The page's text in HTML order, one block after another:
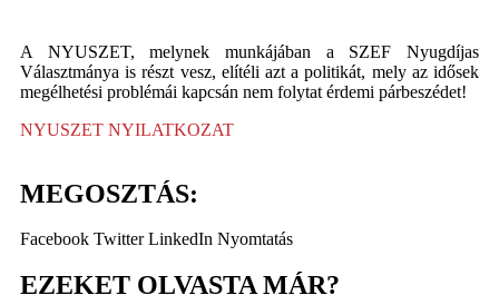
A NYUSZET, melynek munkájában a SZEF Nyugdíjas
Választmánya is részt vesz, elítéli azt a politikát, mely az idősek
megélhetési problémái kapcsán nem folytat érdemi párbeszédet!
NYUSZET NYILATKOZAT
MEGOSZTÁS:
Facebook Twitter LinkedIn Nyomtatás
EZEKET OLVASTA MÁR?